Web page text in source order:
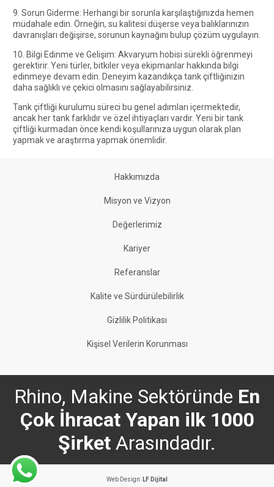
9. Sorun Giderme: Herhangi bir sorunla karşılaştığınızda hemen
müdahale edin. Örneğin, su kalitesi düşerse veya balıklarınızın
davranışları değişirse, sorunun kaynağını bulup çözüm uygulayın.
10. Bilgi Edinme ve Gelişim: Akvaryum hobisi sürekli öğrenmeyi
gerektirir. Yeni türler, bitkiler veya ekipmanlar hakkında bilgi
edinmeye devam edin. Deneyim kazandıkça tank çiftliğinizin
daha sağlıklı ve çekici olmasını sağlayabilirsiniz.
Tank çiftliği kurulumu süreci bu genel adımları içermektedir,
ancak her tank farklıdır ve özel ihtiyaçları vardır. Yeni bir tank
çiftliği kurmadan önce kendi koşullarınıza uygun olarak plan
yapmak ve araştırma yapmak önemlidir.
Hakkımızda
Misyon ve Vizyon
Değerlerimiz
Kariyer
Referanslar
Kalite ve Sürdürülebilirlik
Gizlilik Politikası
Kişisel Verilerin Korunması
Rhino, Makine Sektöründe En
Çok İhracat Yapan ilk 1000
Şirket Arasındadır.
Web Design: LF Dijital